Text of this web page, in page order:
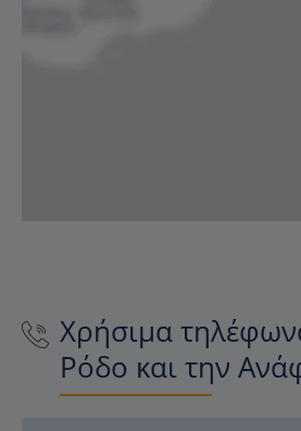
Χρήσιμα
Ρόδο και την